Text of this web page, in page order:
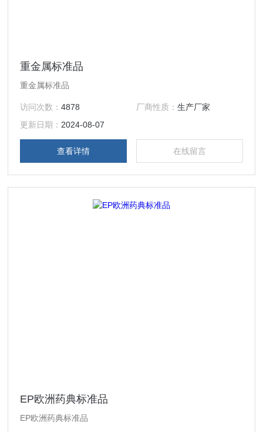
重金属标准品
重金属标准品
访问次数：4878 厂商性质： 生产厂家
更新日期： 2024-08-07
查看详情 在线留言
EP欧洲药典标准品
EP欧洲药典标准品